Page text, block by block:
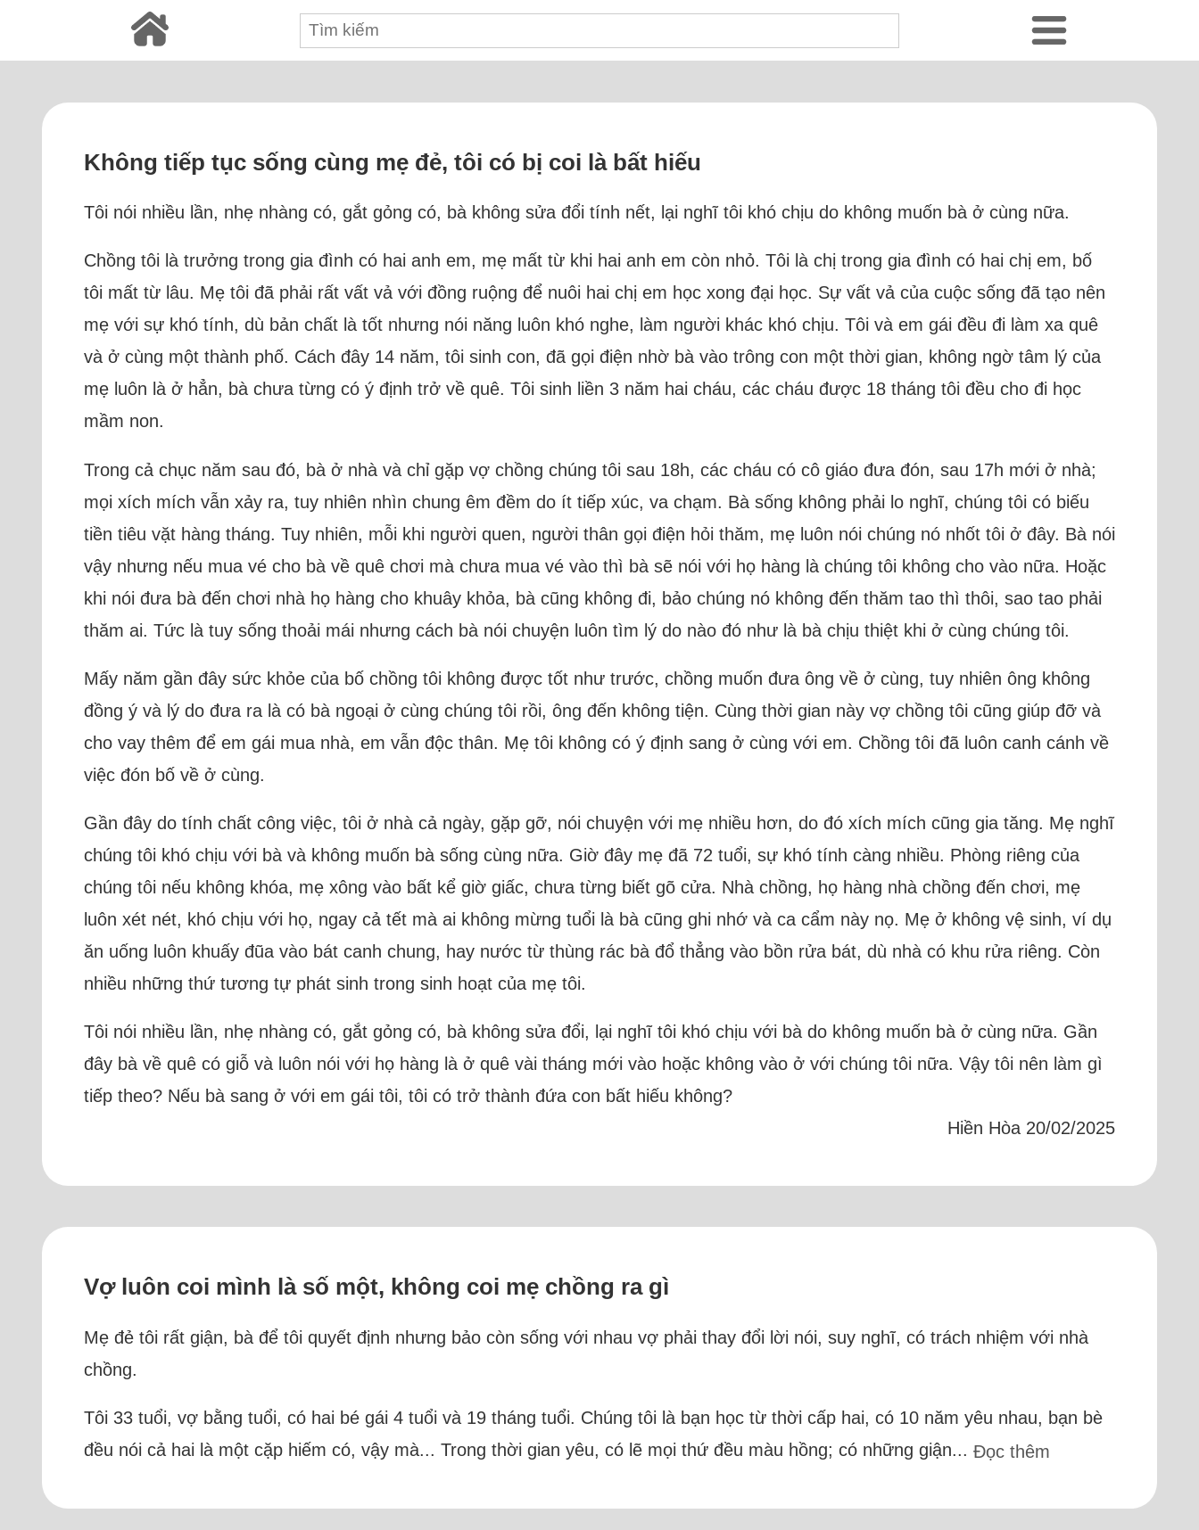
Không tiếp tục sống cùng mẹ đẻ, tôi có bị coi là bất hiếu
Tôi nói nhiều lần, nhẹ nhàng có, gắt gỏng có, bà không sửa đổi tính nết, lại nghĩ tôi khó chịu do không muốn bà ở cùng nữa.
Chồng tôi là trưởng trong gia đình có hai anh em, mẹ mất từ khi hai anh em còn nhỏ. Tôi là chị trong gia đình có hai chị em, bố
tôi mất từ lâu. Mẹ tôi đã phải rất vất vả với đồng ruộng để nuôi hai chị em học xong đại học. Sự vất vả của cuộc sống đã tạo nên
mẹ với sự khó tính, dù bản chất là tốt nhưng nói năng luôn khó nghe, làm người khác khó chịu. Tôi và em gái đều đi làm xa quê
và ở cùng một thành phố. Cách đây 14 năm, tôi sinh con, đã gọi điện nhờ bà vào trông con một thời gian, không ngờ tâm lý của
mẹ luôn là ở hẳn, bà chưa từng có ý định trở về quê. Tôi sinh liền 3 năm hai cháu, các cháu được 18 tháng tôi đều cho đi học
mầm non.
Trong cả chục năm sau đó, bà ở nhà và chỉ gặp vợ chồng chúng tôi sau 18h, các cháu có cô giáo đưa đón, sau 17h mới ở nhà;
mọi xích mích vẫn xảy ra, tuy nhiên nhìn chung êm đềm do ít tiếp xúc, va chạm. Bà sống không phải lo nghĩ, chúng tôi có biếu
tiền tiêu vặt hàng tháng. Tuy nhiên, mỗi khi người quen, người thân gọi điện hỏi thăm, mẹ luôn nói chúng nó nhốt tôi ở đây. Bà nói
vậy nhưng nếu mua vé cho bà về quê chơi mà chưa mua vé vào thì bà sẽ nói với họ hàng là chúng tôi không cho vào nữa. Hoặc
khi nói đưa bà đến chơi nhà họ hàng cho khuây khỏa, bà cũng không đi, bảo chúng nó không đến thăm tao thì thôi, sao tao phải
thăm ai. Tức là tuy sống thoải mái nhưng cách bà nói chuyện luôn tìm lý do nào đó như là bà chịu thiệt khi ở cùng chúng tôi.
Mấy năm gần đây sức khỏe của bố chồng tôi không được tốt như trước, chồng muốn đưa ông về ở cùng, tuy nhiên ông không
đồng ý và lý do đưa ra là có bà ngoại ở cùng chúng tôi rồi, ông đến không tiện. Cùng thời gian này vợ chồng tôi cũng giúp đỡ và
cho vay thêm để em gái mua nhà, em vẫn độc thân. Mẹ tôi không có ý định sang ở cùng với em. Chồng tôi đã luôn canh cánh về
việc đón bố về ở cùng.
Gần đây do tính chất công việc, tôi ở nhà cả ngày, gặp gỡ, nói chuyện với mẹ nhiều hơn, do đó xích mích cũng gia tăng. Mẹ nghĩ
chúng tôi khó chịu với bà và không muốn bà sống cùng nữa. Giờ đây mẹ đã 72 tuổi, sự khó tính càng nhiều. Phòng riêng của
chúng tôi nếu không khóa, mẹ xông vào bất kể giờ giấc, chưa từng biết gõ cửa. Nhà chồng, họ hàng nhà chồng đến chơi, mẹ
luôn xét nét, khó chịu với họ, ngay cả tết mà ai không mừng tuổi là bà cũng ghi nhớ và ca cẩm này nọ. Mẹ ở không vệ sinh, ví dụ
ăn uống luôn khuấy đũa vào bát canh chung, hay nước từ thùng rác bà đổ thẳng vào bồn rửa bát, dù nhà có khu rửa riêng. Còn
nhiều những thứ tương tự phát sinh trong sinh hoạt của mẹ tôi.
Tôi nói nhiều lần, nhẹ nhàng có, gắt gỏng có, bà không sửa đổi, lại nghĩ tôi khó chịu với bà do không muốn bà ở cùng nữa. Gần
đây bà về quê có giỗ và luôn nói với họ hàng là ở quê vài tháng mới vào hoặc không vào ở với chúng tôi nữa. Vậy tôi nên làm gì
tiếp theo? Nếu bà sang ở với em gái tôi, tôi có trở thành đứa con bất hiếu không?
Hiền Hòa 20/02/2025
Vợ luôn coi mình là số một, không coi mẹ chồng ra gì
Mẹ đẻ tôi rất giận, bà để tôi quyết định nhưng bảo còn sống với nhau vợ phải thay đổi lời nói, suy nghĩ, có trách nhiệm với nhà
chồng.
Tôi 33 tuổi, vợ bằng tuổi, có hai bé gái 4 tuổi và 19 tháng tuổi. Chúng tôi là bạn học từ thời cấp hai, có 10 năm yêu nhau, bạn bè
đều nói cả hai là một cặp hiếm có, vậy mà... Trong thời gian yêu, có lẽ mọi thứ đều màu hồng; có những giận... Đọc thêm